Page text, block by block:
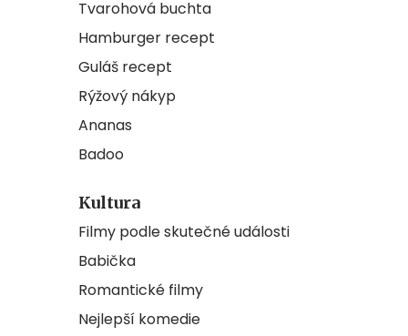
Tvarohová buchta
Hamburger recept
Guláš recept
Rýžový nákyp
Ananas
Badoo
Kultura
Filmy podle skutečné události
Babička
Romantické filmy
Nejlepší komedie